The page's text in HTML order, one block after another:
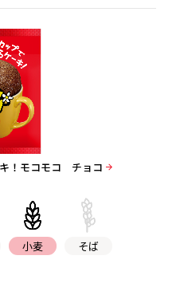
！モコモコ チョコ
小麦 そば